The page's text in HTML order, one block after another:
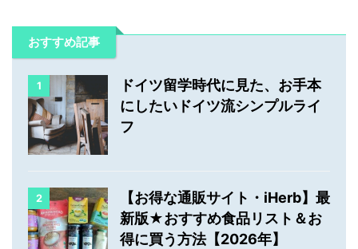
おすすめ記事
1
ドイツ留学時代に見た、お手本
にしたいドイツ流シンプルライ
フ
2
【お得な通販サイト・iHerb】最
新版★おすすめ食品リスト＆お
得に買う方法【2026年】